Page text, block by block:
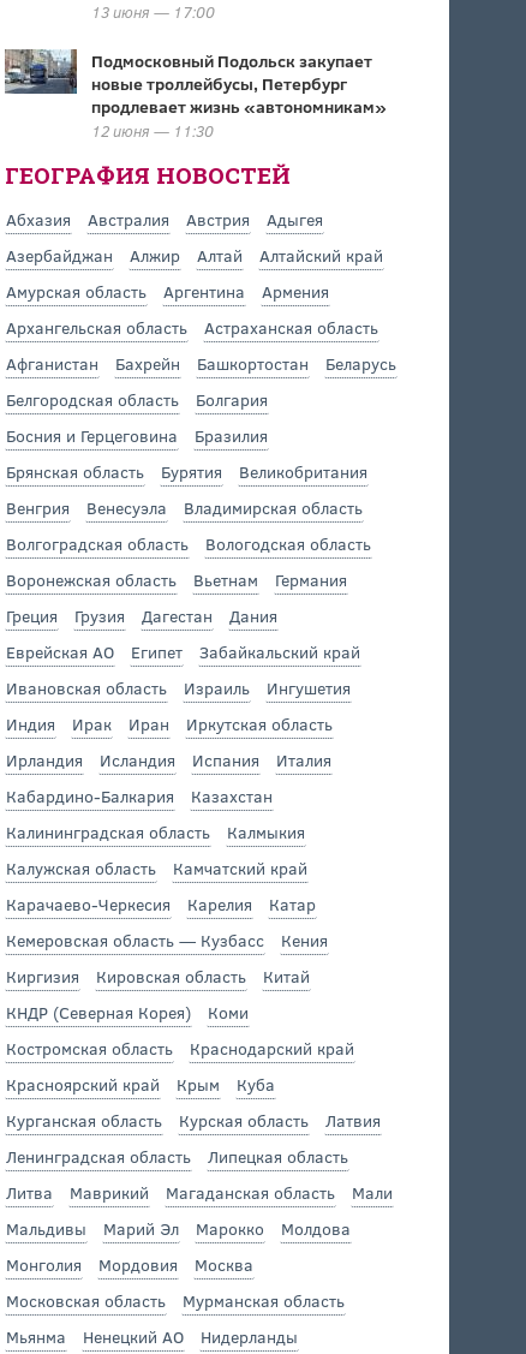
13 июня — 17:00
Подмосковный Подольск закупает
новые троллейбусы, Петербург
продлевает жизнь «автономникам»
12 июня — 11:30
ГЕОГРАФИЯ НОВОСТЕЙ
Абхазия Австралия Австрия
Адыгея
Азербайджан
Алжир Алтай
Алтайский край
Амурская область
Аргентина
Армения
Архангельская область
Астраханская область
Афганистан
Бахрейн Башкортостан
Беларусь
Белгородская область
Болгария
Босния и Герцеговина
Бразилия
Брянская область
Бурятия
Великобритания
Венгрия
Венесуэла
Владимирская область
Волгоградская область
Вологодская область
Воронежская область
Вьетнам
Германия
Греция
Грузия Дагестан
Дания
Еврейская АО
Египет
Забайкальский край
Ивановская область
Израиль
Ингушетия
Индия
Ирак Иран
Иркутская область
Ирландия
Исландия Испания
Италия
Кабардино-Балкария
Казахстан
Калининградская область
Калмыкия
Калужская область
Камчатский край
Карачаево-Черкесия
Карелия
Катар
Кемеровская область — Кузбасс
Кения
Киргизия
Кировская область
Китай
КНДР (Северная Корея)
Коми
Костромская область
Краснодарский край
Красноярский край
Крым
Куба
Курганская область
Курская область
Латвия
Ленинградская область
Липецкая область
Литва
Маврикий Магаданская область
Мали
Мальдивы
Марий Эл Марокко
Молдова
Монголия
Мордовия
Москва
Московская область
Мурманская область
Мьянма
Ненецкий АО
Нидерланды